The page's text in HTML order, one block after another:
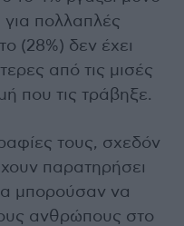
πολλαπλές
(28%) δεν έχει
από τις μισές
που τις τράβηξε.
τους, σχεδόν
παρατηρήσει
μπορούσαν να
ανθρώπους στο